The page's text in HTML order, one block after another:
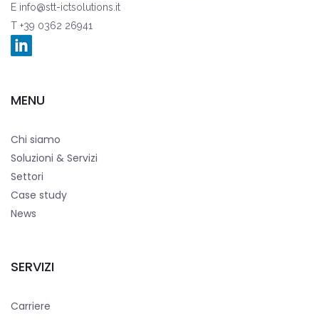
E info@stt-ictsolutions.it
T +39 0362 26941
MENU
Chi siamo
Soluzioni & Servizi
Settori
Case study
News
SERVIZI
Carriere